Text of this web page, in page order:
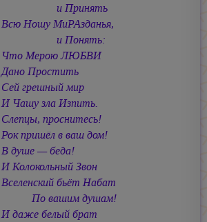
и Принять
Всю Ношу МиРАзданья,
и Понять:
Что Мерою ЛЮБВИ
Дано Простить
Сей грешный мир
И Чашу зла Изпить.
Слепцы, проснитесь!
Рок пришёл в ваш дом!
В душе — беда!
И Колокольный Звон
Вселенский бьёт Набат
По вашим душам!
И даже белый брат